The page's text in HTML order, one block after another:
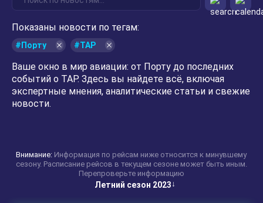
Показаны новости по тегам:
#Порту #TAP
Ваше окно в мир авиации: от Порту до последних
событий о TAP. Здесь вы найдете всё, включая
экспертные мнения, аналитические статьи и свежие
новости.
Внимание: Информация по рейсам ниже относится к минувшему
сезону. Расписание рейсов в текущем сезоне может быть иным.
Перепроверьте информацию
Летний сезон 2023